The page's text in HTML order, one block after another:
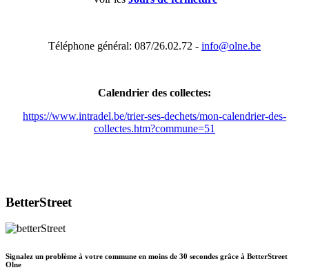
Téléphone général: 087/26.02.72 - info@olne.be
Calendrier des collectes:
https://www.intradel.be/trier-ses-dechets/mon-calendrier-des-
collectes.htm?commune=51
BetterStreet
Signalez un problème à votre commune en moins de 30 secondes grâce à BetterStreet
Olne